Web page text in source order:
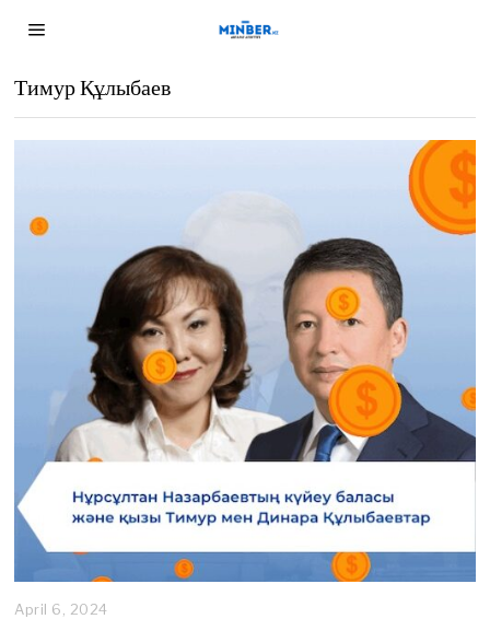
Тимур Құлыбаев
April 6, 2024